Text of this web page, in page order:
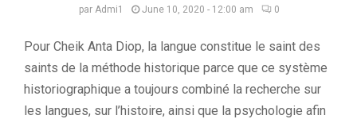
par Admi1 June 10, 2020 - 12:00 am 0
Pour Cheik Anta Diop, la langue constitue le saint des
saints de la méthode historique parce que ce système
historiographique a toujours combiné la recherche sur
les langues, sur l’histoire, ainsi que la psychologie afin